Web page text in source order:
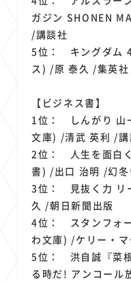
ガジン SHONEN
/講談社
5位： キングダム
ス) /原 泰久 /集英社
【ビジネス書】
1位： しんがり 山
文庫) /清武 英利 /講
2位： 人生を面白
書) /出口 治明 /幻冬
3位： 見抜く力 リ
久 /朝日新聞出版
4位： スタンフォ
わ文庫) /ケリー・
5位： 洪自誠『菜
る時だ! アンコール